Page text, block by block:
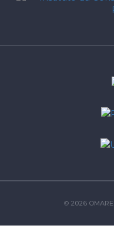
© 2026 OMARE